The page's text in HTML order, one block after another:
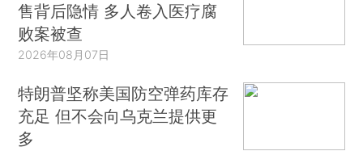
售背后隐情 多人卷入医疗腐
败案被查
2026年08月07日
特朗普坚称美国防空弹药库存
充足 但不会向乌克兰提供更
多